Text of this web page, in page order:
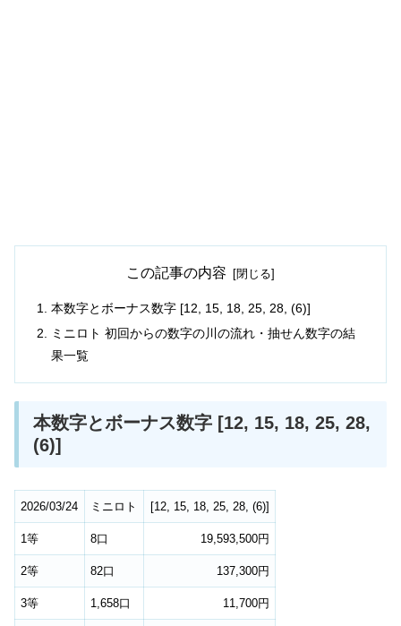
この記事の内容
本数字とボーナス数字 [12, 15, 18, 25, 28, (6)]
ミニロト 初回からの数字の川の流れ・抽せん数字の結
果一覧
本数字とボーナス数字 [12, 15, 18, 25, 28,
(6)]
2026/03/24 ミニロト [12, 15, 18, 25, 28, (6)]
1等 8口 19,593,500円
2等 82口 137,300円
3等 1,658口 11,700円